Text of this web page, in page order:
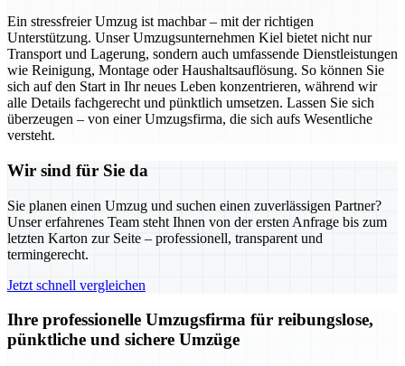
Ein stressfreier Umzug ist machbar – mit der richtigen
Unterstützung. Unser Umzugsunternehmen Kiel bietet nicht nur
Transport und Lagerung, sondern auch umfassende Dienstleistungen
wie Reinigung, Montage oder Haushaltsauflösung. So können Sie
sich auf den Start in Ihr neues Leben konzentrieren, während wir
alle Details fachgerecht und pünktlich umsetzen. Lassen Sie sich
überzeugen – von einer Umzugsfirma, die sich aufs Wesentliche
versteht.
Wir sind für Sie da
Sie planen einen Umzug und suchen einen zuverlässigen Partner?
Unser erfahrenes Team steht Ihnen von der ersten Anfrage bis zum
letzten Karton zur Seite – professionell, transparent und
termingerecht.
Jetzt schnell vergleichen
Ihre professionelle Umzugsfirma für reibungslose,
pünktliche und sichere Umzüge